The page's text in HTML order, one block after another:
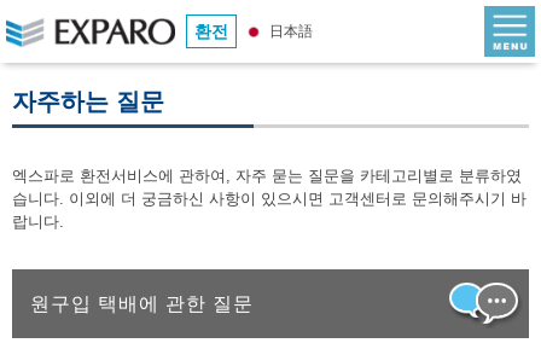
환전 日本語
자주하는 질문
엑스파로 환전서비스에 관하여, 자주 묻는 질문을 카테고리별로 분류하였
습니다. 이외에 더 궁금하신 사항이 있으시면 고객센터로 문의해주시기 바
랍니다.
원구입 택배에 관한 질문